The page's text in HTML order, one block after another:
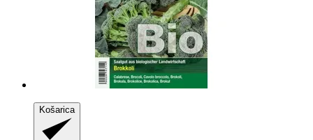
Košarica